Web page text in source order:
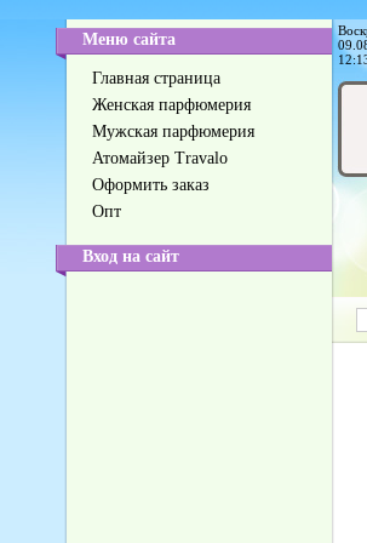
Меню сайта
Главная страница
Женская парфюмерия
Мужская парфюмерия
Атомайзер Travalo
Оформить заказ
Опт
Вход на сайт